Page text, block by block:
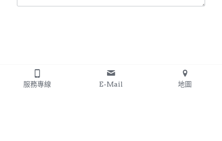
提交
服務專線 E-Mail 地圖